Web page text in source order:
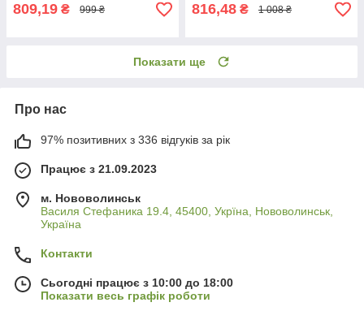
809,19 ₴ 999 ₴ 816,48 ₴ 1 008 ₴
Показати ще
Про нас
97% позитивних з 336 відгуків за рік
Працює з 21.09.2023
м. Нововолинськ
Василя Стефаника 19.4, 45400, Укрїна, Нововолинськ,
Україна
Контакти
Сьогодні працює з 10:00 до 18:00
Показати весь графік роботи